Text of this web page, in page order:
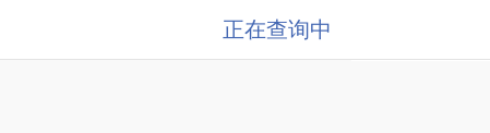
正在查询中